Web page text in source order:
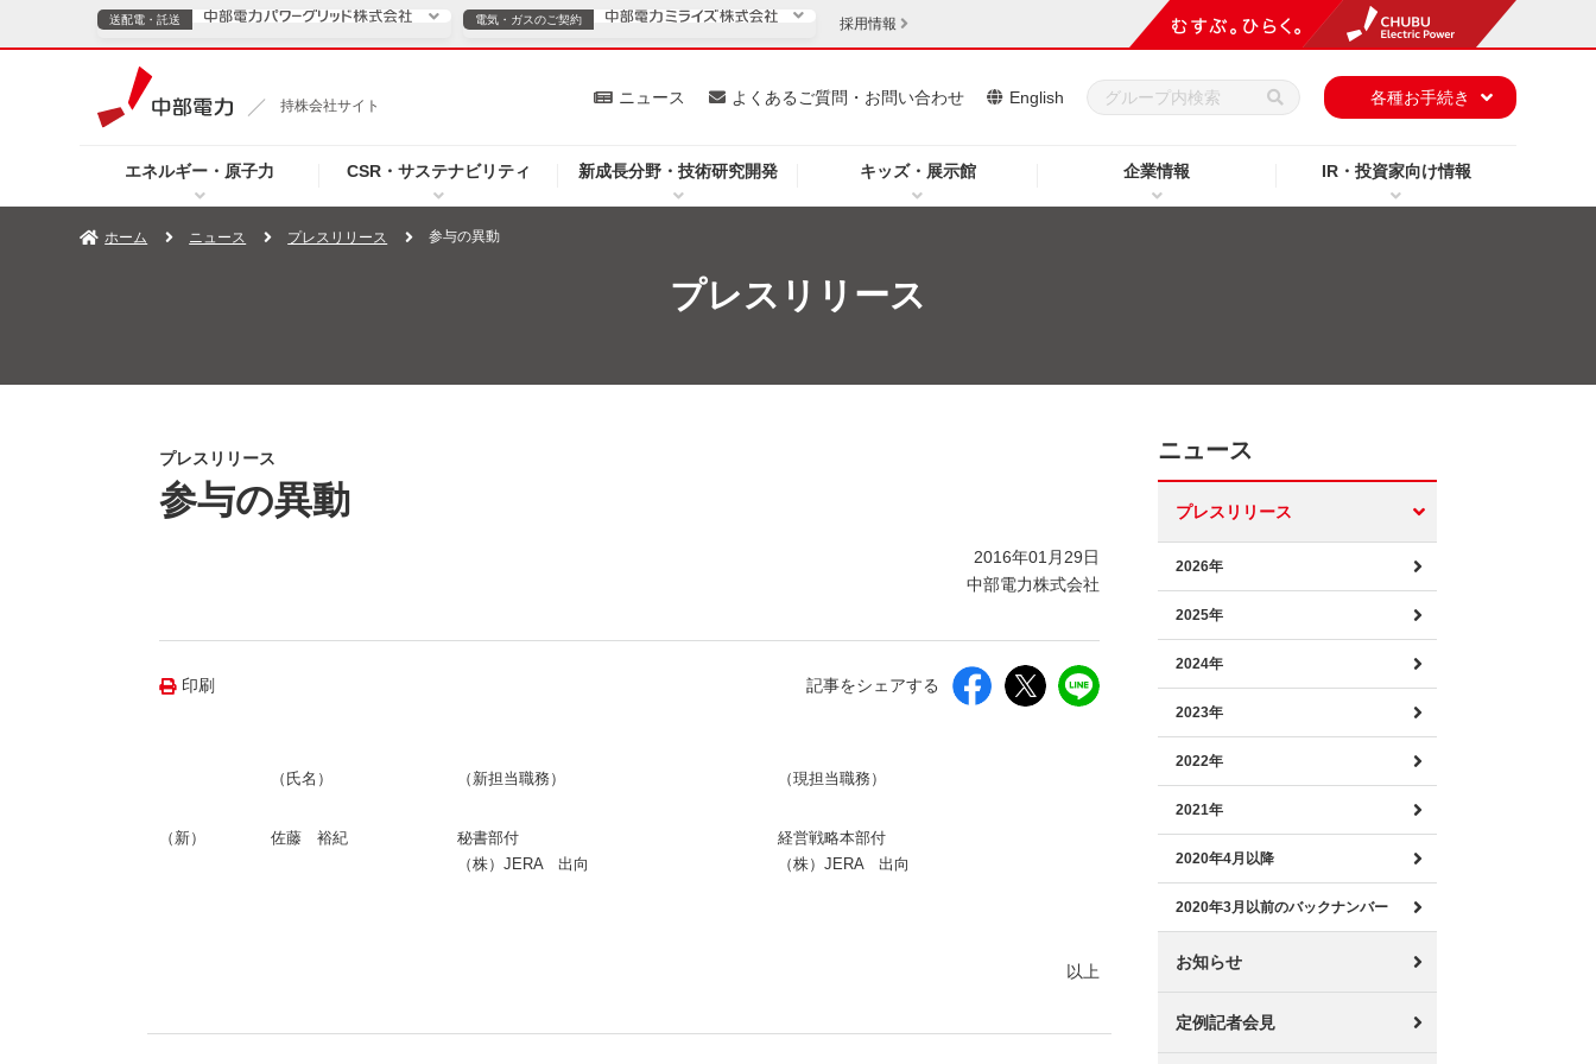
持株会社サイト
エネルギー・原子力 CSR・サステナビリティ 新成長分野・技術研究開発 キッズ・展示館 企業情報 IR・投資家向け情報
ニュース よくあるご質問・お問い合わせ English 各種お手続き
送配電・託送
TOPページへ ご案内 安定供給
企業情報
電気・ガスのご契約
電気・ガスのご契約
TOPページへ 個人のお客さま 法人のお客さま
採用情報
ホーム ニュース プレスリリース 参与の異動
プレスリリース
プレスリリース
参与の異動
2016年01月29日
中部電力株式会社
印刷 記事をシェアする
（氏名） （新担当職務） （現担当職務）
（新） 佐藤 裕紀
秘書部付
（株）JERA 出向
経営戦略本部付
（株）JERA 出向
以上
ニュース
プレスリリース
2026年
2025年
2024年
2023年
2022年
2021年
2020年4月以降
2020年3月以前のバックナンバー
お知らせ
定例記者会見